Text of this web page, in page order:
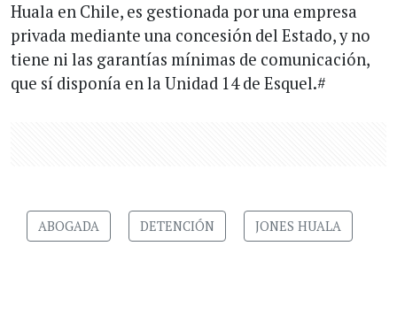
Huala en Chile, es gestionada por una empresa
privada mediante una concesión del Estado, y no
tiene ni las garantías mínimas de comunicación,
que sí disponía en la Unidad 14 de Esquel.#
ABOGADA DETENCIÓN JONES HUALA